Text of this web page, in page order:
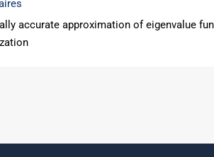
accurate approximation of eigenvalue